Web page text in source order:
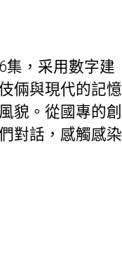
集，采用數字建
倆與現代的記憶
貌。從國專的創
對話，感觸感染